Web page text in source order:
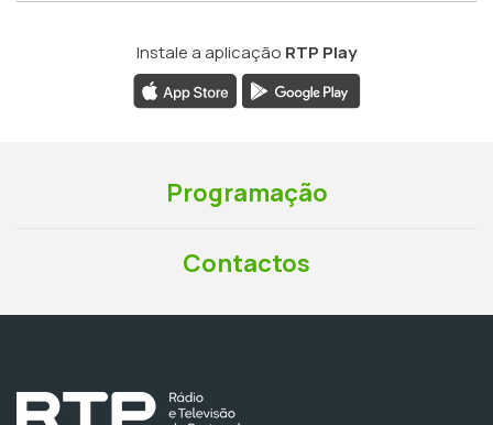
Instale a aplicação RTP Play
Programação
Contactos